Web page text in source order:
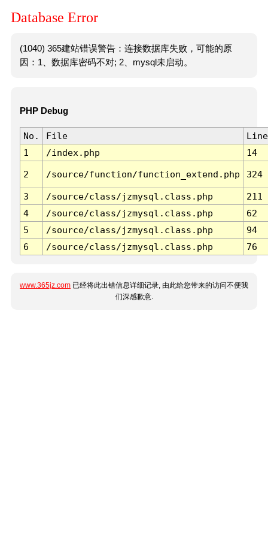
Database Error
(1040) 365建站错误警告：连接数据库失败，可能的原
因：1、数据库密码不对; 2、mysql未启动。
PHP Debug
No. File
Line
1
/index.php 14
2 /source/function/function_extend.php 324
3 /source/class/jzmysql.class.php
211
4
/source/class/jzmysql.class.php
62
5
/source/class/jzmysql.class.php
94
6
/source/class/jzmysql.class.php 76
www.365jz.com 已经将此出错信息详细记录, 由此给您带来的访问不便我
们深感歉意.